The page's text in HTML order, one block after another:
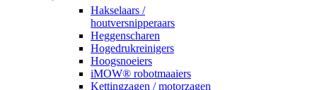
Hakselaars /
houtversnipperaars
Heggenscharen
Hogedrukreinigers
Hoogsnoeiers
iMOW® robotmaaiers
Kettingzagen / motorzagen